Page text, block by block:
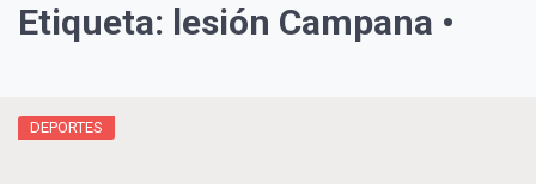
Etiqueta: lesión Campana •
DEPORTES